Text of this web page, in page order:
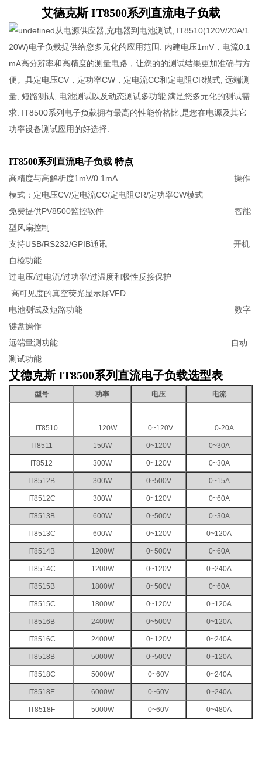
艾德克斯 IT8500系列直流电子负载
从电源供应器,充电器到电池测试, IT8510(120V/20A/1
20W)电子负载提供给您多元化的应用范围. 内建电压1mV，电流0.1
mA高分辨率和高精度的测量电路，让您的的测试结果更加准确与方
便。具定电压CV，定功率CW，定电流CC和定电阻CR模式, 远端测
量, 短路测试, 电池测试以及动态测试多功能,满足您多元化的测试需
求. IT8500系列电子负载拥有最高的性能价格比,是您在电源及其它
功率设备测试应用的好选择.
IT8500系列直流电子负载 特点
高精度与高解析度1mV/0.1mA 操作
模式：定电压CV/定电流CC/定电阻CR/定功率CW模式
免费提供PV8500监控软件 智能
型风扇控制
支持USB/RS232/GPIB通讯 开机
自检功能
过电压/过电流/过功率/过温度和极性反接保护
高可见度的真空荧光显示屏VFD
电池测试及短路功能 数字
键盘操作
远端量测功能 自动
测试功能
艾德克斯 IT8500系列直流电子负载​选型表
型号 功率 电压 电流
IT8510 120W 0~120V 0-20A
IT8511 150W 0~120V 0~30A
IT8512 300W 0~120V 0~30A
IT8512B 300W 0~500V 0~15A
IT8512C 300W 0~120V 0~60A
IT8513B 600W 0~500V 0~30A
IT8513C 600W 0~120V 0~120A
IT8514B 1200W 0~500V 0~60A
IT8514C 1200W 0~120V 0~240A
IT8515B 1800W 0~500V 0~60A
IT8515C 1800W 0~120V 0~120A
IT8516B 2400W 0~500V 0~120A
IT8516C 2400W 0~120V 0~240A
IT8518B 5000W 0~500V 0~120A
IT8518C 5000W 0~60V 0~240A
IT8518E 6000W 0~60V 0~240A
IT8518F 5000W 0~60V 0~480A